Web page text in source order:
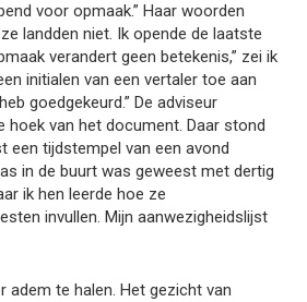
voor opmaak.” Haar woorden
landden niet. Ik opende de laatste
verandert geen betekenis,” zei ik
initialen van een vertaler toe aan
goedgekeurd.” De adviseur
hoek van het document. Daar stond
een tijdstempel van een avond
in de buurt was geweest met dertig
ik hen leerde hoe ze
invullen. Mijn aanwezigheidslijst
adem te halen. Het gezicht van